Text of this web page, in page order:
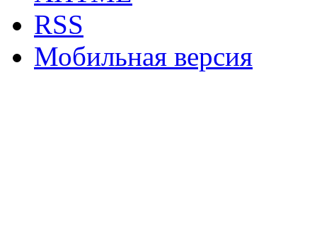
RSS
Мобильная версия